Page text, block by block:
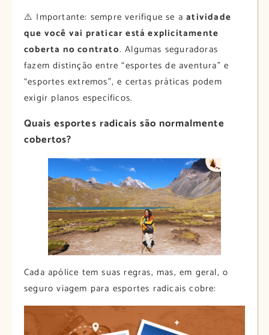
⚠️ Importante: sempre verifique se aatividade
que você vai praticar está explicitamente
coberta no contrato. Algumas seguradoras
fazem distinção entre “esportes de aventura” e
“esportes extremos”, e certas práticas podem
exigir planos específicos.
Quais esportes radicais são normalmente
cobertos?
Cada apólice tem suas regras, mas, em geral, o
seguro viagem para esportes radicais cobre: